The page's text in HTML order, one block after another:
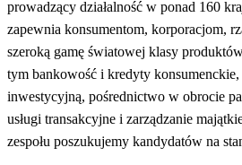
prowadzący działalność w ponad 160
zapewnia konsumentom, korporacjom,
szeroką gamę światowej klasy
tym bankowość i kredyty
inwestycyjną, pośrednictwo w obrocie
usługi transakcyjne i zarządzanie
zespołu poszukujemy kandydatów na